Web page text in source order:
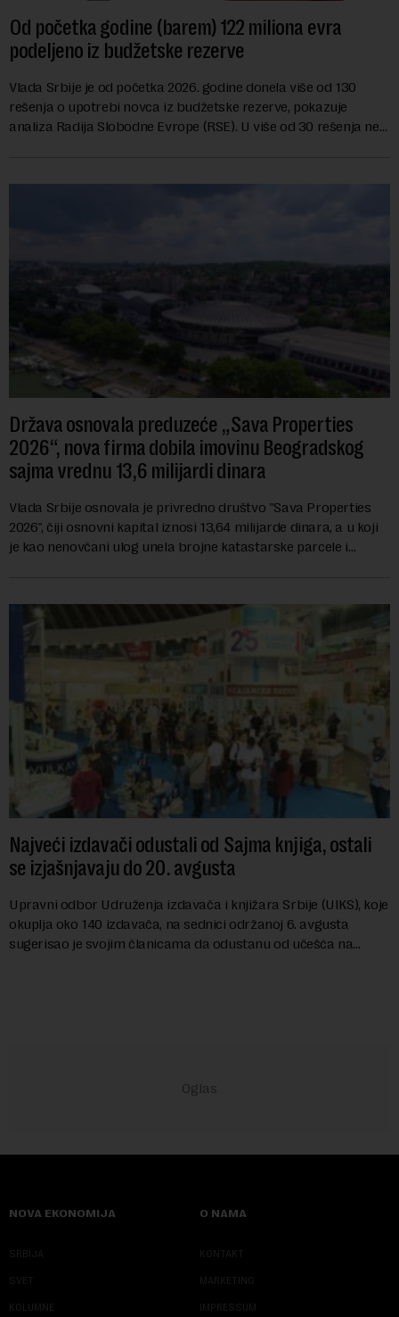
Od početka godine (barem) 122 miliona evra
podeljeno iz budžetske rezerve
Vlada Srbije je od početka 2026. godine donela više od 130
rešenja o upotrebi novca iz budžetske rezerve, pokazuje
analiza Radija Slobodne Evrope (RSE). U više od 30 rešenja ne
Država osnovala preduzeće „Sava Properties
2026“, nova firma dobila imovinu Beogradskog
sajma vrednu 13,6 milijardi dinara
Vlada Srbije osnovala je privredno društvo "Sava Properties
2026", čiji osnovni kapital iznosi 13,64 milijarde dinara, a u koji
je kao nenovčani ulog unela brojne katastarske parcele i
Najveći izdavači odustali od Sajma knjiga, ostali
se izjašnjavaju do 20. avgusta
Upravni odbor Udruženja izdavača i knjižara Srbije (UIKS), koje
okuplja oko 140 izdavača, na sednici održanoj 6. avgusta
sugerisao je svojim članicama da odustanu od učešća na
NOVA EKONOMIJA
SRBIJA
SVET
KOLUMNE
O NAMA
KONTAKT
MARKETING
IMPRESSUM